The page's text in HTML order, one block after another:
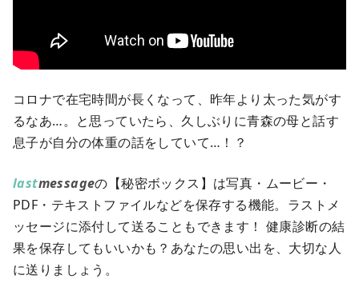
コロナで在宅時間が長くなって、昨年より太った気がす
るなあ…。と思っていたら、久しぶりに青森の母と話す
息子が自分の体重の話をしていて…！？
lastmessageの【秘密ボックス】は写真・ムービー・
PDF・テキストファイルなどを保存する機能。ラストメ
ッセージに添付して送ることもできます！ 健康診断の結
果を保存してもいいかも？あなたの思い出を、大切な人
に送りましょう。